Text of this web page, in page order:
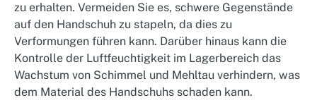
zu erhalten. Vermeiden Sie es, schwere Gegenstände
auf den Handschuh zu stapeln, da dies zu
Verformungen führen kann. Darüber hinaus kann die
Kontrolle der Luftfeuchtigkeit im Lagerbereich das
Wachstum von Schimmel und Mehltau verhindern, was
dem Material des Handschuhs schaden kann.